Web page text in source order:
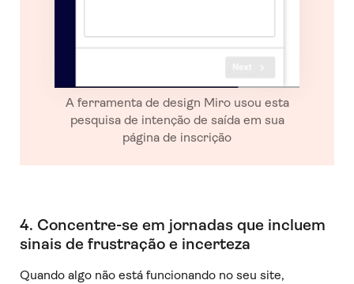
A ferramenta de design Miro usou esta
pesquisa de intenção de saída em sua
página de inscrição
4. Concentre-se em jornadas que incluem
sinais de frustração e incerteza
Quando algo não está funcionando no seu site,